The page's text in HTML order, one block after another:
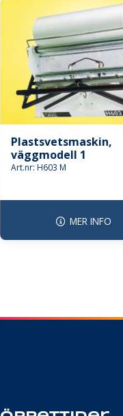
Plastsvetsmaskin,
väggmodell 1
Art.nr: H603 M
MER INFO